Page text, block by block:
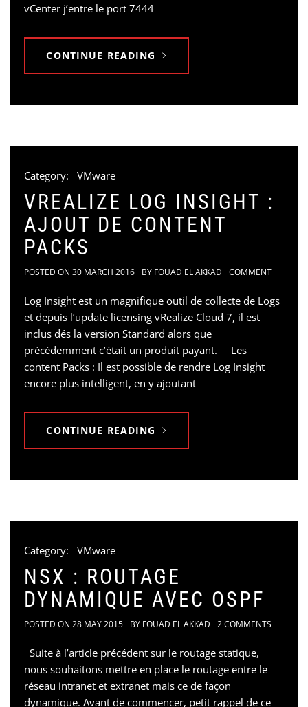
vCenter j’entre le port 7444
CONTINUE READING
Category: VMware
VREALIZE LOG INSIGHT :
AJOUT DE CONTENT
PACKS
POSTED ON 30 MARCH 2016 BY FOUAD EL AKKAD COMMENT
Log Insight est un magnifique outil de collecte de Logs
et depuis l’update licensing vRealize Cloud 7, il est
inclus dés la version Standard alors que
précédemment c’était un produit payant. Les
content Packs : Il est possible de rendre Log Insight
encore plus intelligent, en y ajoutant
CONTINUE READING
Category: VMware
NSX : ROUTAGE
DYNAMIQUE AVEC OSPF
POSTED ON 28 MAY 2015 BY FOUAD EL AKKAD 2 COMMENTS
Suite à l’article précédent sur le routage statique,
nous souhaitons mettre en place le routage entre le
réseau intranet et extranet mais ce de façon
dynamique. Avant de commencer, petit rappel de ce